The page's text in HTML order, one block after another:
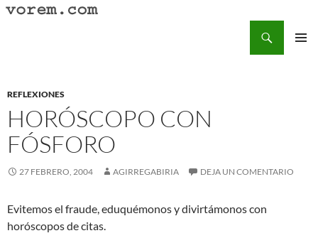
Saltar
REFLEXIONES
HORÓSCOPO CON
FÓSFORO
27 FEBRERO, 2004 AGIRREGABIRIA DEJA UN COMENTARIO
Evitemos el fraude, eduquémonos y divirtámonos con
horóscopos de citas.